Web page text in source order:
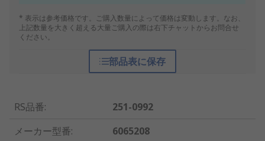
* 表示は参考価格です。ご購入数量によって価格は変動します。なお、
上記数量を大きく超える大量ご購入の際は右下チャットからお問合せ
ください。
部品表に保存
RS品番:
251-0992
メーカー型番:
6065208